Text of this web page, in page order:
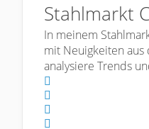
Stahlmarkt
In meinem
mit Neuigkeiten aus
analysiere Trends